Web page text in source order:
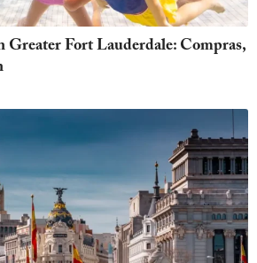
Greater Fort Lauderdale: Compras,